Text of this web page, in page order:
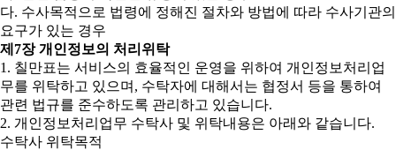
다. 수사목적으로 법령에 정해진 절차와 방법에 따라 수사기관의
요구가 있는 경우
제7장 개인정보의 처리위탁
1. 칠만표는 서비스의 효율적인 운영을 위하여 개인정보처리업
무를 위탁하고 있으며, 수탁자에 대해서는 협정서 등을 통하여
관련 법규를 준수하도록 관리하고 있습니다.
2. 개인정보처리업무 수탁사 및 위탁내용은 아래와 같습니다.
수탁사 위탁목적